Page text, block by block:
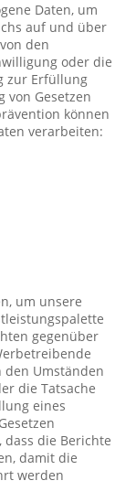
Daten, um
auf und über
den
oder die
zur Erfüllung
von Gesetzen
können
verarbeiten:
um unsere
gegenüber
den Umständen
die Tatsache
eines
die Berichte
damit die
werden